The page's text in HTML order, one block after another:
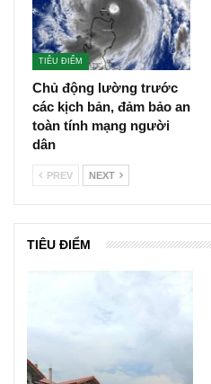
TIÊU ĐIỂM
Chủ động lường trước
các kịch bản, đảm bảo an
toàn tính mạng người
dân
PREV NEXT
TIÊU ĐIỂM